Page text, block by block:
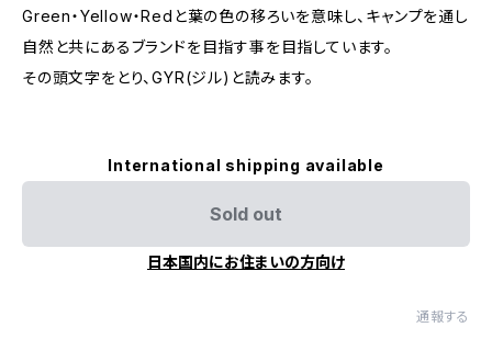
Green・Yellow・Redと葉の色の移ろいを意味し、キャンプを通し
自然と共にあるブランドを目指す事を目指しています。
その頭文字をとり、GYR(ジル)と読みます。
International shipping available
Sold out
日本国内にお住まいの方向け
通報する